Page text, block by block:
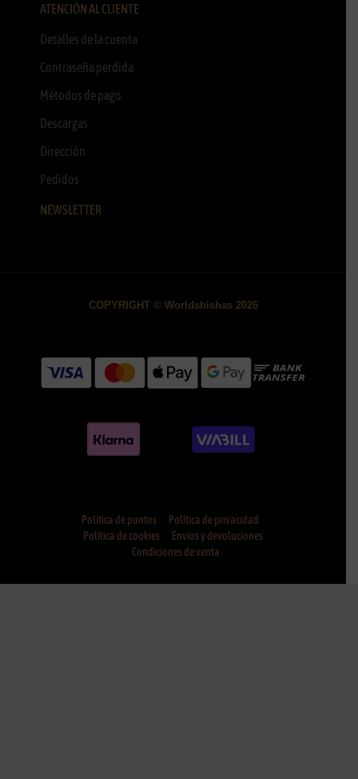
ATENCIÓN AL CLIENTE
Detalles de la cuenta
Contraseña perdida
Métodos de pago
Descargas
Dirección
Pedidos
NEWSLETTER
COPYRIGHT © Worldshishas 2026
Política de puntos
Política de privacidad
Política de cookies
Envíos y devoluciones
Condiciones de venta